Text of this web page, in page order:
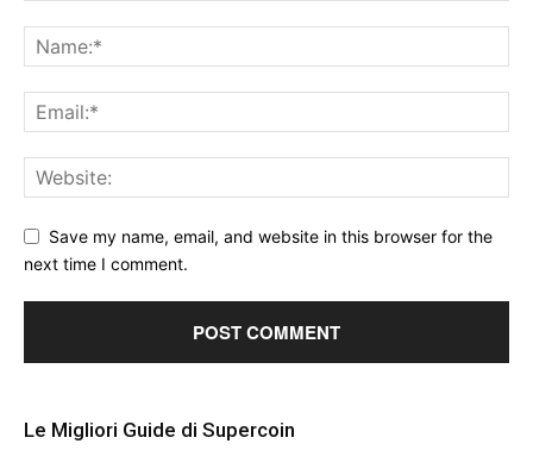
Save my name, email, and website in this browser for the
next time I comment.
Le Migliori Guide di Supercoin